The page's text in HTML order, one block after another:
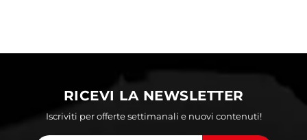
RICEVI LA NEWSLETTER
Iscriviti per offerte settimanali e nuovi contenuti!